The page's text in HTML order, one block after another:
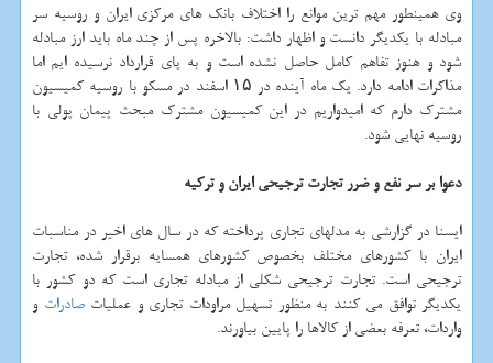
وی همینطور مهم ترین موانع را اختلاف بانك های مركزی ایران و روسیه سر
مبادله با یكدیگر دانست و اظهار داشت: بالاخره پس از چند ماه باید ارز مبادله
شود و هنوز تفاهم كامل حاصل نشده است و به پای قرارداد نرسیده ایم اما
مذاكرات ادامه دارد. یك ماه آینده در ۱۵ اسفند در مسكو با روسیه كمیسیون
مشترك دارم كه امیدواریم در این كمیسیون مشترك مبحث پیمان پولی با
روسیه نهایی شود.
دعوا بر سر نفع و ضرر تجارت ترجیحی ایران و تركیه
ایسنا در گزارشی به مدلهای تجاری پرداخته كه در سال های اخیر در مناسبات
ایران با كشورهای مختلف بخصوص كشورهای همسایه برقرار شده، تجارت
ترجیحی است. تجارت ترجیحی شكلی از مبادله تجاری است كه دو كشور با
یكدیگر توافق می كنند به منظور تسهیل مراودات تجاری و عملیاتصادرات و
واردات، تعرفه بعضی از كالاها را پایین بیاورند.